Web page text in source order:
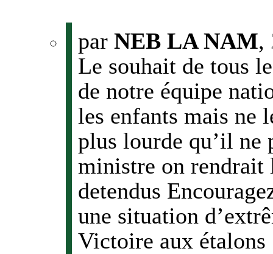
par NEB LA NAM,
Le souhait de tous
de notre équipe
les enfants mais ne
plus lourde qu’il ne
ministre on rendrait
detendus
une situation
Victoire aux étalons